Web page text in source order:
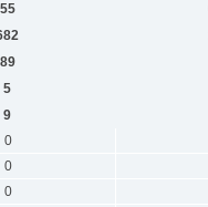
55
89
5
9
0
0
0